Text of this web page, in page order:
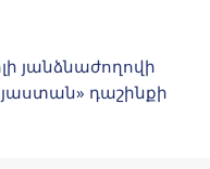
յանձնաժողովի
դաշինքի